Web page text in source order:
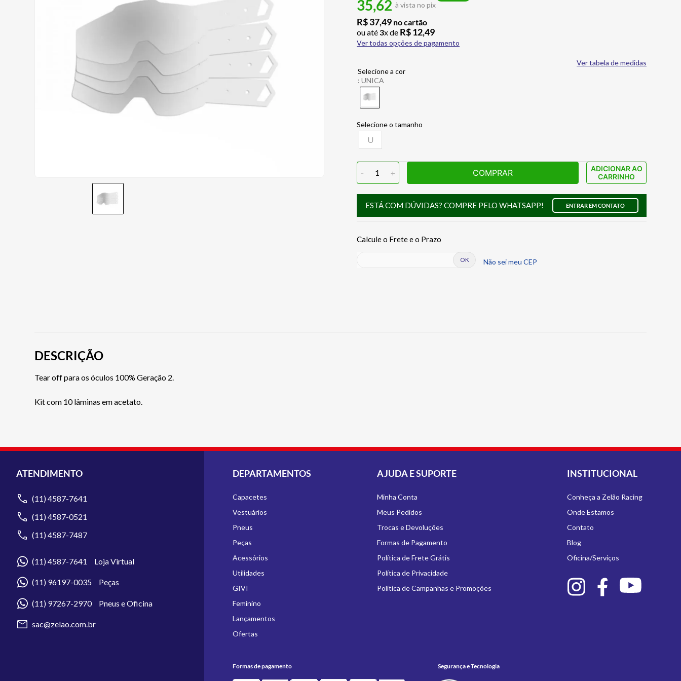
35,62 à vista no pix
R$37,49 no cartão
ou até3x de R$12,49
Ver todas opções de pagamento
: UNICA
U
Ver tabela de medidas
- 1 + COMPRAR
ADICIONAR AO
CARRINHO
ESTÁ COM DÚVIDAS? COMPRE PELO WHATSAPP! ENTRAR EM CONTATO
Não sei meu CEP
DESCRIÇÃO
Tear off para os óculos 100% Geração 2.
Kit com 10 lâminas em acetato.
ATENDIMENTO
(11) 4587-7641
(11) 4587-0521
(11) 4587-7487
(11) 4587-7641 Loja Virtual
(11) 96197-0035 Peças
(11) 97267-2970 Pneus e Oficina
sac@zelao.com.br
DEPARTAMENTOS
Capacetes
Vestuários
Pneus
Peças
Acessórios
Utilidades
GIVI
Feminino
Lançamentos
Ofertas
AJUDA E SUPORTE
Minha Conta
Meus Pedidos
Trocas e Devoluções
Formas de Pagamento
Política de Frete Grátis
Política de Privacidade
Política de Campanhas e Promoções
INSTITUCIONAL
Conheça a Zelão Racing
Onde Estamos
Contato
Blog
Oficina/Serviços
Formas de pagamento Segurança e Tecnologia
9º